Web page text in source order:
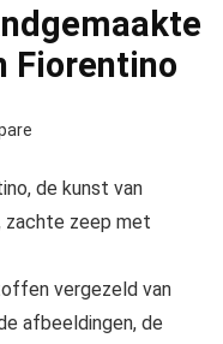
Fiorentino
de kunst van
zachte zeep met
vergezeld van
afbeeldingen, de